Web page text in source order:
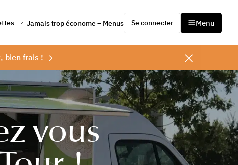
Jamais trop économe – Menus Se connecter Menu
bien frais !
vous